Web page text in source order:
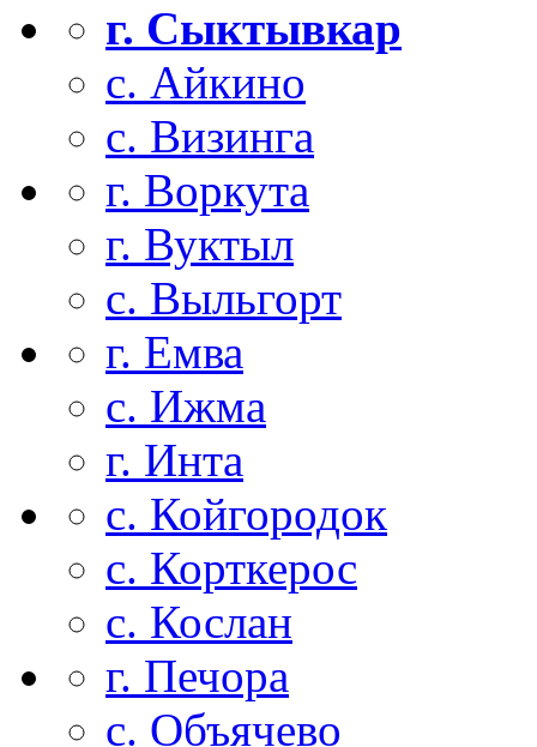
г. Сыктывкар
с. Айкино
с. Визинга
г. Воркута
г. Вуктыл
с. Выльгорт
г. Емва
с. Ижма
г. Инта
с. Койгородок
с. Корткерос
с. Кослан
г. Печора
с. Объячево